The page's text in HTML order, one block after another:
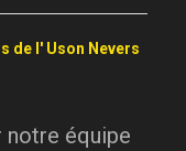
de l' Uson Nevers
notre équipe